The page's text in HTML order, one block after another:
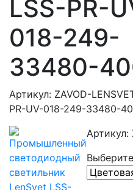
LSS-PR-
018-249-
33480-
Артикул: ZAVOD-
PR-UV-018-249-33480-
Артикул: